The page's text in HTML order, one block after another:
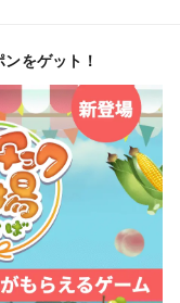
び伸び育てる。
栽培管理をしてい
の使命です。
モミ保管」を
をゲット！